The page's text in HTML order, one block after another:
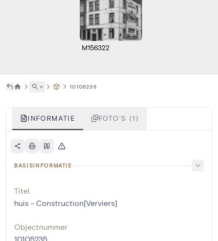
M156322
˅ 10105235
INFORMATIE FOTO'S (1)
BASISINFORMATIE
Titel
huis - Construction[Verviers]
Objectnummer
10105235